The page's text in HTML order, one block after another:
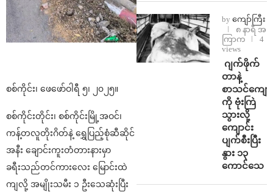
စစ်ကိုင်း၊ ဖေဖော်ဝါရီ ၅၊ ၂၀၂၅။
စစ်ကိုင်းတိုင်း၊ စစ်ကိုင်းမြို့အဝင်၊
ကန့်တလူတိုးဂိတ်နဲ့ ရွှေပြည့်စုံဆီဆိုင်
အနီး ချောင်းကူးတံတားနားမှာ
ခရီးသည်တင်ကားလေး မြောင်းထဲ
ကျလို့ အမျိုးသမီး ၁ ဦးသေဆုံးပြီး
by ကျော်ကြီး
၈ နာရီ အ
ကြာက
4
views
⁨⁩ ⁨ဂျက်ဖိုက်
တာနဲ့
စာသင်ကျော
ကို ဗုံးကြဲ
သွားလို့
ကျောင်း
ပျက်စီးပြီး
နွား ၁၃
ကောင်သေ